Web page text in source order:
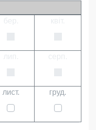
лист. груд.